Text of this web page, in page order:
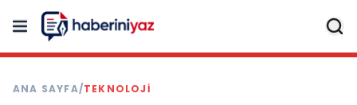
ANA SAYFA/TEKNOLOJİ